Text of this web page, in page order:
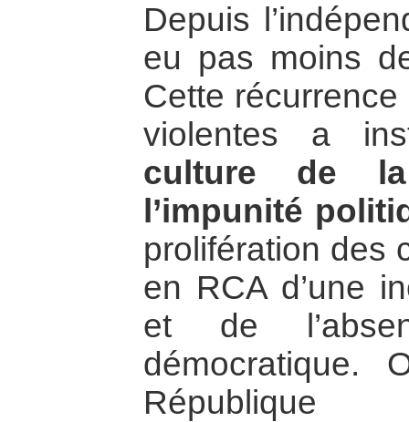
Depuis
eu pas moins
Cette
violentes a
culture de
l’impunité
prolifération des
en RCA d’une
et de
démocratique.
République